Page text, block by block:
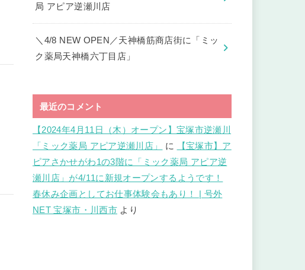
局 アピア逆瀬川店
＼4/8 NEW OPEN／天神橋筋商店街に「ミッ
ク薬局天神橋六丁目店」
最近のコメント
【2024年4月11日（木）オープン】宝塚市逆瀬川
「ミック薬局 アピア逆瀬川店」
に
【宝塚市】ア
ピアさかせがわ1の3階に「ミック薬局 アピア逆
瀬川店」が4/11に新規オープンするようです！
春休み企画としてお仕事体験会もあり！ | 号外
NET 宝塚市・川西市 より